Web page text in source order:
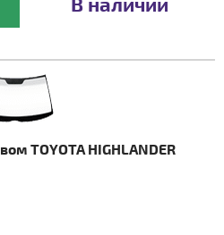
TOYOTA HIGHLANDER